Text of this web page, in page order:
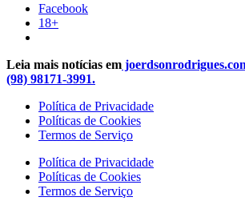
Facebook
18+
Leia mais notícias em
(98) 98171-3991.
Política de Privacidade
Políticas de Cookies
Termos de Serviço
Política de Privacidade
Políticas de Cookies
Termos de Serviço